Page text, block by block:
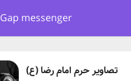
Gap messenger
تصاویر حرم امام رضا (ع)